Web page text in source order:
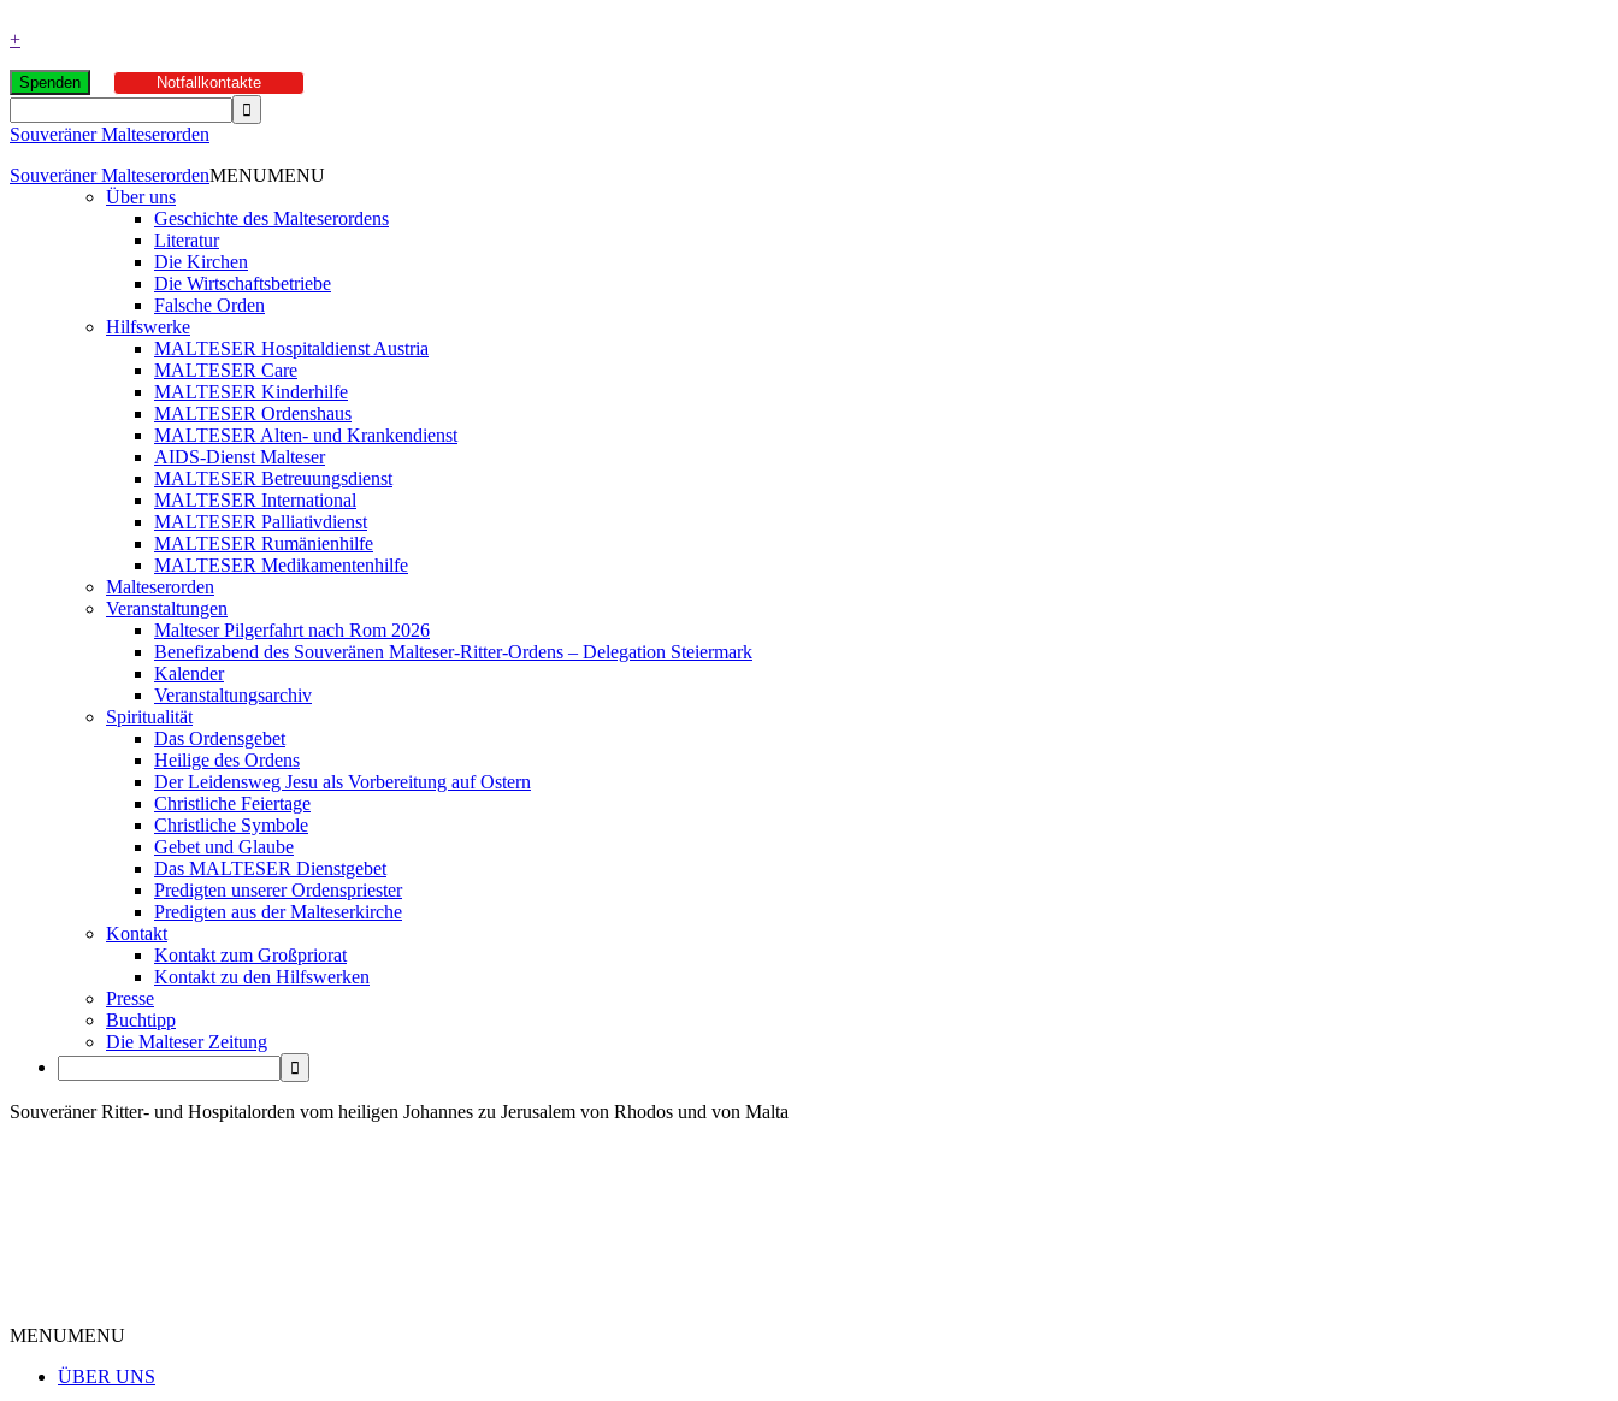
+
Spenden Notfallkontakte
Souveräner Malteserorden
Souveräner MalteserordenMENUMENU
Über uns
Geschichte des Malteserordens
Literatur
Die Kirchen
Die Wirtschaftsbetriebe
Falsche Orden
Hilfswerke
MALTESER Hospitaldienst Austria
MALTESER Care
MALTESER Kinderhilfe
MALTESER Ordenshaus
MALTESER Alten- und Krankendienst
AIDS-Dienst Malteser
MALTESER Betreuungsdienst
MALTESER International
MALTESER Palliativdienst
MALTESER Rumänienhilfe
MALTESER Medikamentenhilfe
Malteserorden
Veranstaltungen
Malteser Pilgerfahrt nach Rom 2026
Benefizabend des Souveränen Malteser-Ritter-Ordens – Delegation Steiermark
Kalender
Veranstaltungsarchiv
Spiritualität
Das Ordensgebet
Heilige des Ordens
Der Leidensweg Jesu als Vorbereitung auf Ostern
Christliche Feiertage
Christliche Symbole
Gebet und Glaube
Das MALTESER Dienstgebet
Predigten unserer Ordenspriester
Predigten aus der Malteserkirche
Kontakt
Kontakt zum Großpriorat
Kontakt zu den Hilfswerken
Presse
Buchtipp
Die Malteser Zeitung
Souveräner Ritter- und Hospitalorden vom heiligen Johannes zu Jerusalem von Rhodos und von Malta
MENUMENU
ÜBER UNS